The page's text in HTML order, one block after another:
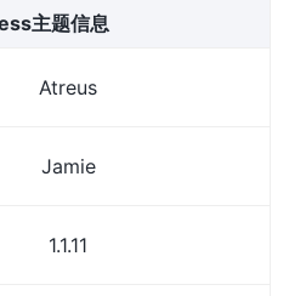
主题信息
Atreus
Jamie
1.1.11